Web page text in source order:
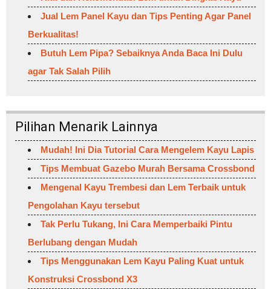
Jual Lem Panel Kayu dan Tips Penting Agar Panel
Berkualitas!
Butuh Lem Pipa? Sebaiknya Anda Baca Ini Dulu
agar Tak Salah Pilih
Pilihan Menarik Lainnya
Mudah! Ini Dia Tutorial Cara Mengelem Kayu Lapis
Tips Membuat Gazebo Murah Bersama Crossbond
Mengenal Kayu Trembesi dan Lem Terbaik untuk
Pengolahan Kayu tersebut
Tak Perlu Tukang, Ini Cara Memperbaiki Pintu
Berlubang dengan Mudah
Tips Menggunakan Lem Kayu Paling Kuat untuk
Konstruksi Crossbond X3